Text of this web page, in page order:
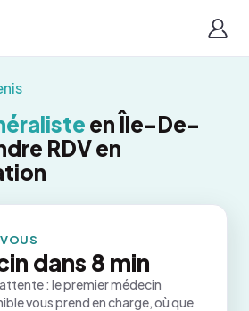
en Île-De-
RDV en
dans 8 min
: le premier médecin
vous prend en charge, où que